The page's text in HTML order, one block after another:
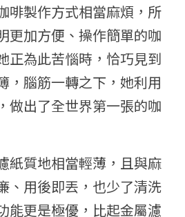
啡製作方式相當麻煩，所
更加方便、操作簡單的咖
正為此苦惱時，恰巧見到
，腦筋一轉之下，她利用
做出了全世界第一張的咖
紙質地相當輕薄，且與麻
、用後即丟，也少了清洗
能更是極優，比起金屬濾